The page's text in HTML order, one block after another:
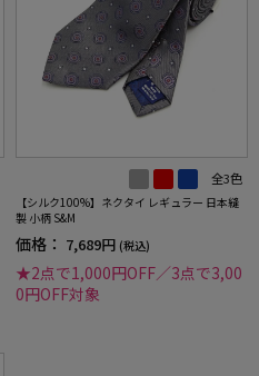
全3色
【シルク100%】ネクタイ レギュラー 日本縫
製 小柄 S&M
価格： 7,689円 (税込)
★2点で1,000円OFF／3点で3,00
0円OFF対象